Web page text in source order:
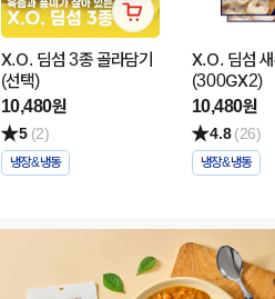
X.O. 딤섬 3종 골라담기
(선택)
10,480원
5 (2)
냉장&냉동
X.O. 딤섬
(300GX2)
10,480원
4.8 (26)
냉장&냉동